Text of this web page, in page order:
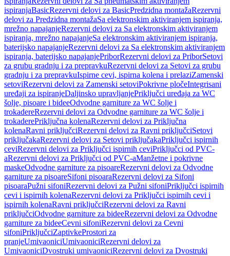
ispiranjaBasicRezervni delovi za BasicPredzidna montažaRezervni
delovi za Predzidna montažaSa elektronskim aktiviranjem ispiranja,
mrežno napajanjeRezervni delovi za Sa elektronskim aktiviranjem
ispiranja, mrežno napajanjeSa elektronskim aktiviranjem ispiranja,
baterijsko napajanjeRezervni delovi za Sa elektronskim aktiviranjem
ispiranja, baterijsko napajanjePriborRezervni delovi za PriborSetovi
za grubu gradnju i za prepravkuRezervni delovi za Setovi za grubu
gradnju i za prepravkuIspirne cevi, ispirna kolena i prelaziZamenski
setoviRezervni delovi za Zamenski setoviPokrivne pločeIntegrisani
uređaji za ispiranjeDaljinsko upravljanjePriključci uređaja za WC
šolje, pisoare i bideeOdvodne garniture za WC šolje i
trokadereRezervni delovi za Odvodne garniture za WC šolje i
trokaderePriključna kolenaRezervni delovi za Priključna
kolenaRavni priključciRezervni delovi za Ravni priključciSetovi
priključakaRezervni delovi za Setovi priključakaPriključci ispirnih
ceviRezervni delovi za Priključci ispirnih ceviPriključci od PVC-
aRezervni delovi za Priključci od PVC-aManžetne i pokrivne
maskeOdvodne garniture za pisoareRezervni delovi za Odvodne
garniture za pisoareSifoni pisoaraRezervni delovi za Sifoni
pisoaraPužni sifoniRezervni delovi za Pužni sifoniPriključci ispirnih
cevi i ispirnih kolenaRezervni delovi za Priključci ispirnih cevi i
ispirnih kolenaRavni priključciRezervni delovi za Ravni
priključciOdvodne garniture za bideeRezervni delovi za Odvodne
garniture za bideeCevni sifoniRezervni delovi za Cevni
sifoniPriključciZaptivkeProstori za
pranjeUmivaoniciUmivaoniciRezervni delovi za
UmivaoniciDvostruki umivaoniciRezervni delovi za Dvostruki